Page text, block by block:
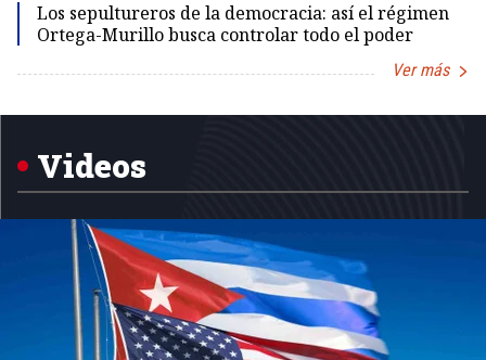
Los sepultureros de la democracia: así el régimen
Ortega-Murillo busca controlar todo el poder
Ver más
1
Videos